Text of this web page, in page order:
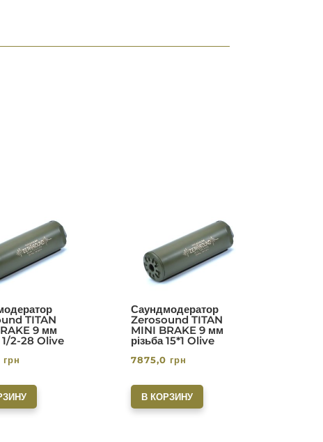
TITAN
9 мм
1/2-28 Olive
грн
Саундмодератор
Zerosound TITAN
MINI BRAKE 9 мм
різьба 15*1 Olive
7875,0 грн
В КОРЗИНУ